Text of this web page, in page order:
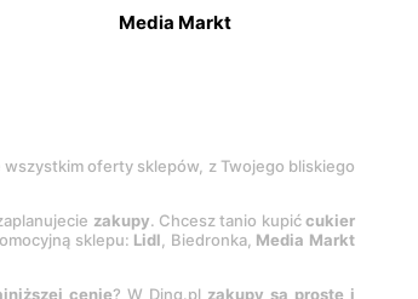
Media Markt
oferty sklepów, z Twojego bliskiego
zakupy. Chcesz tanio kupićcukier
sklepu: Lidl, Biedronka, Media Markt
cenie? W Ding.pl zakupy są proste i